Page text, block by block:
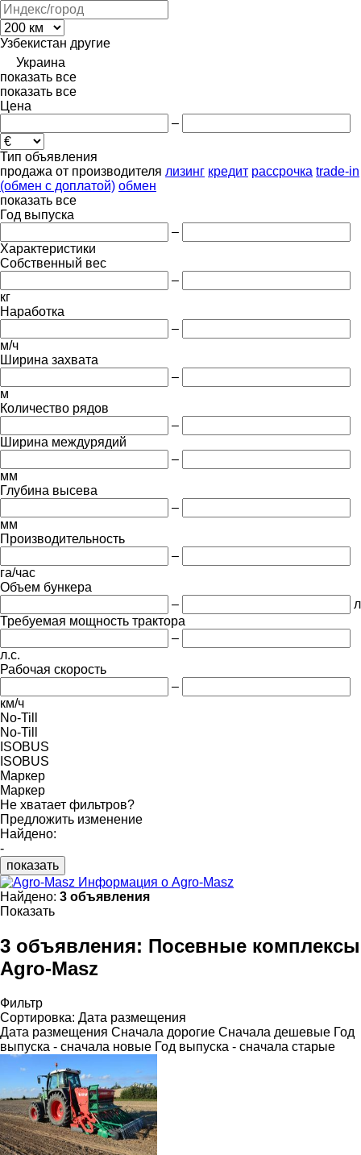
Узбекистан другие
Украина
показать все
показать все
Цена
–
Тип объявления
продажа от производителя лизинг кредит рассрочка trade-in
(обмен с доплатой) обмен
показать все
Год выпуска
–
Характеристики
Собственный вес
–
кг
Наработка
–
м/ч
Ширина захвата
–
м
Количество рядов
–
Ширина междурядий
–
мм
Глубина высева
–
мм
Производительность
–
га/час
Объем бункера
–
л
Требуемая мощность трактора
–
л.с.
Рабочая скорость
–
км/ч
No-Till
No-Till
ISOBUS
ISOBUS
Маркер
Маркер
Не хватает фильтров?
Предложить изменение
Найдено:
-
показать
Информация о Agro-Masz
Найдено: 3 объявления
Показать
3 объявления: Посевные комплексы
Agro-Masz
Фильтр
Сортировка: Дата размещения
Дата размещения Сначала дорогие Сначала дешевые Год
выпуска - сначала новые Год выпуска - сначала старые